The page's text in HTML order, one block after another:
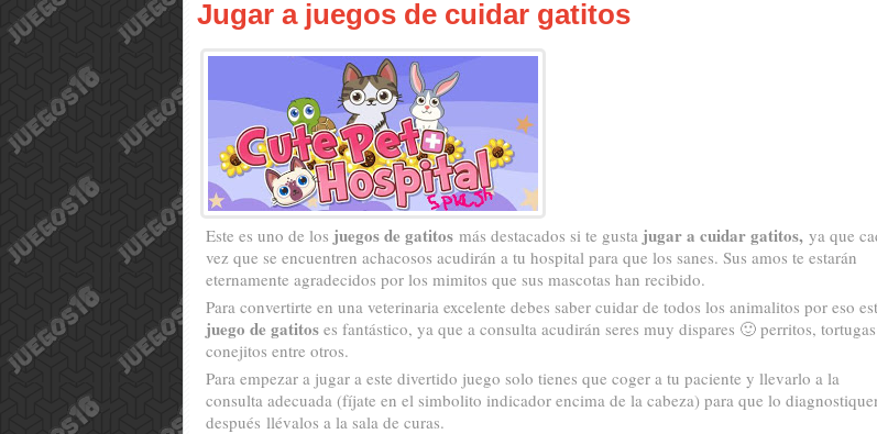
Jugar a juegos de cuidar gatitos
Este es uno de los juegos de gatitos más destacados si te gusta jugar a cuidar gatitos, ya que
vez que se encuentren achacosos acudirán a tu hospital para que los sanes. Sus amos te estarán
eternamente agradecidos por los mimitos que sus mascotas han recibido.
Para convertirte en una veterinaria excelente debes saber cuidar de todos los animalitos por eso
juego de gatitos es fantástico, ya que a consulta acudirán seres muy dispares 🙂 perritos,
conejitos entre otros.
Para empezar a jugar a este divertido juego solo tienes que coger a tu paciente y llevarlo a la
consulta adecuada (fíjate en el simbolito indicador encima de la cabeza) para que lo
después llévalos a la sala de curas.